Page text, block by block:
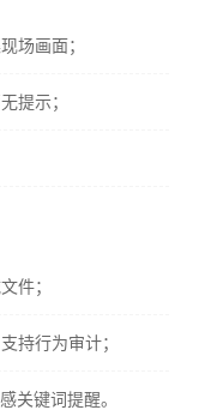
场画面；
提示；
件；
持行为审计；
关键词提醒。